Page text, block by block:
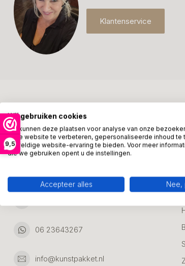
9,5
Klantenservice
Kunstpakket Nederland
Adresgegevens:
Ambachtsweg 46
06 23643267
info@kunstpakket.nl
Wij gebruiken cookies
We kunnen deze plaatsen voor analyse van onze
onze website te verbeteren, gepersonaliseerde inhoud te
geweldige website-ervaring te bieden. Voor meer
die we gebruiken opent u de instellingen.
Accepteer alles Nee,